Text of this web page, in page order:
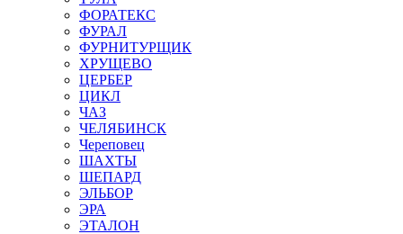
ФОРАТЕКС
ФУРАЛ
ФУРНИТУРЩИК
ХРУЩЕВО
ЦЕРБЕР
ЦИКЛ
ЧАЗ
ЧЕЛЯБИНСК
Череповец
ШАХТЫ
ШЕПАРД
ЭЛЬБОР
ЭРА
ЭТАЛОН